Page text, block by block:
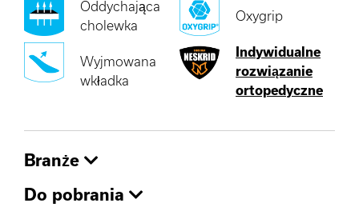
Oddychająca
cholewka
Oxygrip
Wyjmowana
wkładka
Indywidualne
rozwiązanie
ortopedyczne
Branże
Do pobrania